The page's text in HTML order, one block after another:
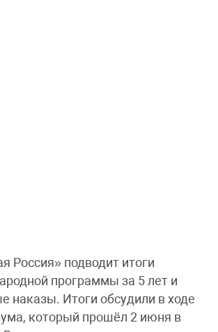
Россия» подводит итоги
программы за 5 лет и
наказы. Итоги обсудили в ходе
который прошёл 2 июня в